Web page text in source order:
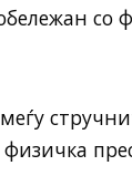
со